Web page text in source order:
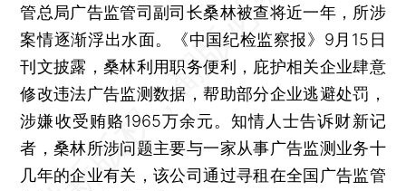
管总局广告监管司副司长桑林被查将近一年，所涉
案情逐渐浮出水面。《中国纪检监察报》9月15日
刊文披露，桑林利用职务便利，庇护相关企业肆意
修改违法广告监测数据，帮助部分企业逃避处罚，
涉嫌收受贿赂1965万余元。知情人士告诉财新记
者，桑林所涉问题主要与一家从事广告监测业务十
几年的企业有关，该公司通过寻租在全国广告监管